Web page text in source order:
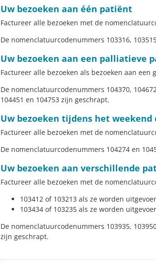
Uw bezoeken aan één patiënt
Factureer alle bezoeken met de
De nomenclatuurcodenummers 103316,
Uw bezoeken aan een palliatieve
Factureer alle bezoeken als bezoeken aan een
De nomenclatuurcodenummers 104370,
104451 en 104753 zijn geschrapt.
Uw bezoeken tijdens het weekend
Factureer alle bezoeken met de
De nomenclatuurcodenummers 104274 en
Uw bezoeken aan verschillende
Factureer alle bezoeken met de
103412 of 103213 als ze worden
103434 of 103235 als ze worden
De nomenclatuurcodenummers 103935,
zijn geschrapt.